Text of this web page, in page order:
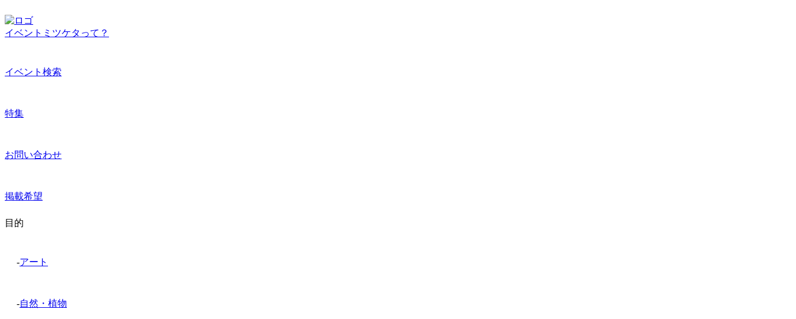
イベントミツケタって？
イベント検索
特集
お問い合わせ
掲載希望
目的
-アート
-自然・植物